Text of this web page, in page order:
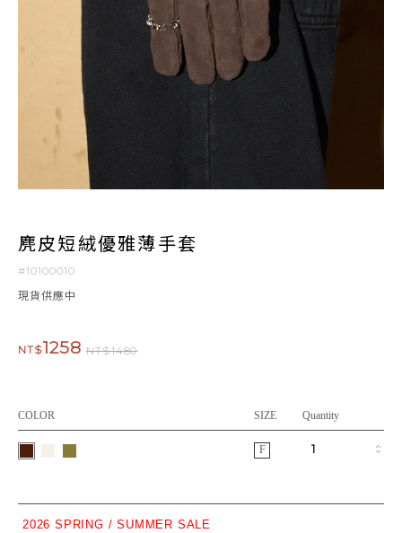
麂皮短絨優雅薄手套
#10100010
現貨供應中
NT$1258 NT$1480
COLOR SIZE Quantity
F
2026 SPRING / SUMMER SALE